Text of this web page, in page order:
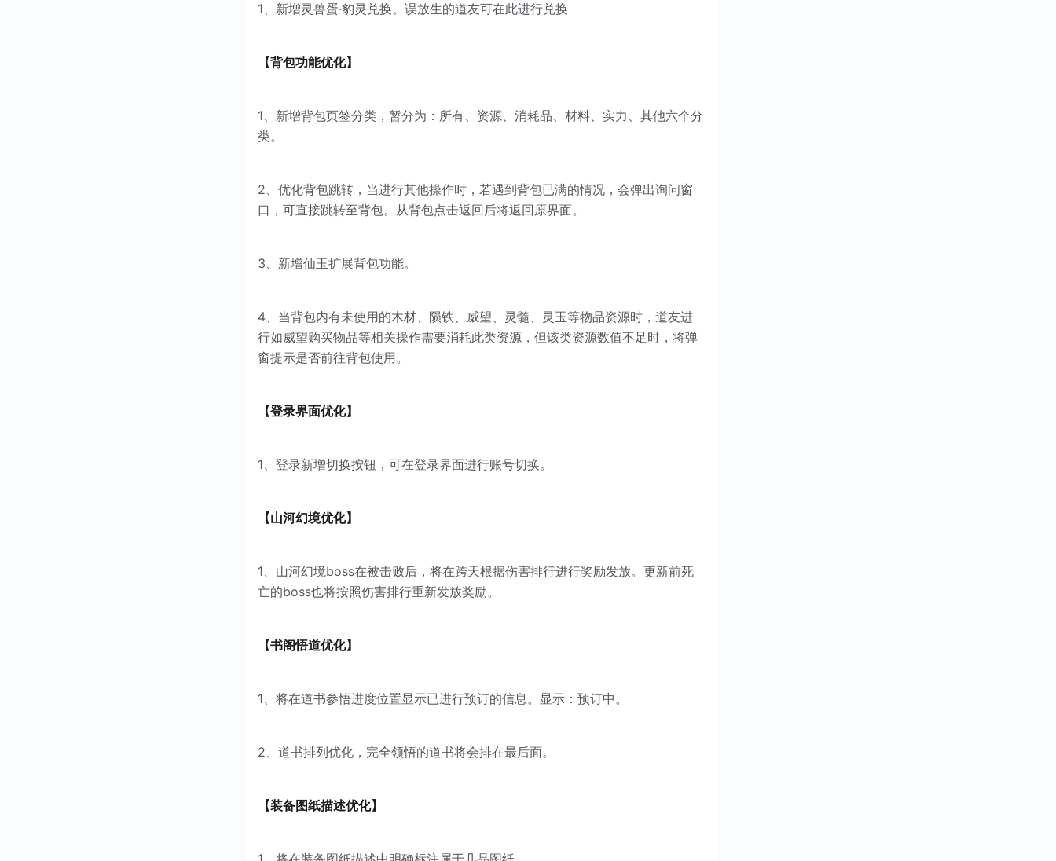
1、新增灵兽蛋·豹灵兑换。误放生的道友可在此进行兑换
【背包功能优化】
1、新增背包页签分类，暂分为：所有、资源、消耗品、材料、实力、其他六个分
类。
2、优化背包跳转，当进行其他操作时，若遇到背包已满的情况，会弹出询问窗
口，可直接跳转至背包。从背包点击返回后将返回原界面。
3、新增仙玉扩展背包功能。
4、当背包内有未使用的木材、陨铁、威望、灵髓、灵玉等物品资源时，道友进
行如威望购买物品等相关操作需要消耗此类资源，但该类资源数值不足时，将弹
窗提示是否前往背包使用。
【登录界面优化】
1、登录新增切换按钮，可在登录界面进行账号切换。
【山河幻境优化】
1、山河幻境boss在被击败后，将在跨天根据伤害排行进行奖励发放。更新前死
亡的boss也将按照伤害排行重新发放奖励。
【书阁悟道优化】
1、将在道书参悟进度位置显示已进行预订的信息。显示：预订中。
2、道书排列优化，完全领悟的道书将会排在最后面。
【装备图纸描述优化】